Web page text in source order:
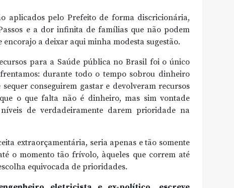
aplicados pelo Prefeito de forma discricionária,
e a dor infinita de famílias que não podem
a deixar aqui minha modesta sugestão.
para a Saúde pública no Brasil foi o único
durante todo o tempo sobrou dinheiro
conseguirem gastar e devolveram recursos
o que falta não é dinheiro, mas sim vontade
de verdadeiramente darem prioridade na
extraorçamentária, seria apenas e tão somente
o momento tão frívolo, àqueles que correm até
equivocada de prioridades.